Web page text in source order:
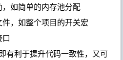
如简单的内存池分配
，如整个项目的开关宏
有利于提升代码一致性，又可